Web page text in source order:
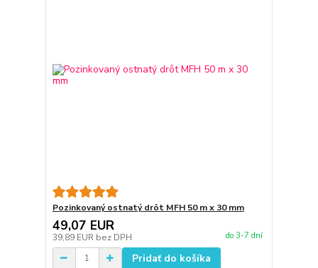
Pozinkovaný ostnatý drôt MFH 50 m x 30 mm
49,07 EUR
39,89 EUR bez DPH do 3-7 dní
Pridať do košíka